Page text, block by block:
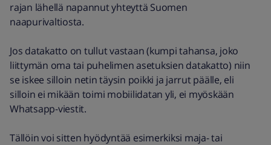
rajan lähellä napannut yhteyttä Suomen
naapurivaltiosta.
Jos datakatto on tullut vastaan (kumpi tahansa, joko
liittymän oma tai puhelimen asetuksien datakatto) niin
se iskee silloin netin täysin poikki ja jarrut päälle, eli
silloin ei mikään toimi mobiilidatan yli, ei myöskään
Whatsapp-viestit.
Tällöin voi sitten hyödyntää esimerkiksi maja- tai